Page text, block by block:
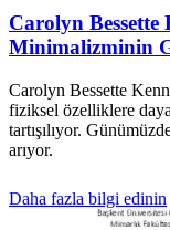
Carolyn
Minimalizminin
Carolyn Bessette
fiziksel özelliklere
tartışılıyor.
arıyor.
Daha fazla bilgi edinin